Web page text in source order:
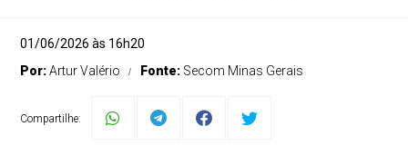
01/06/2026 às 16h20
Por:Artur Valério Fonte: Secom Minas Gerais
Compartilhe: